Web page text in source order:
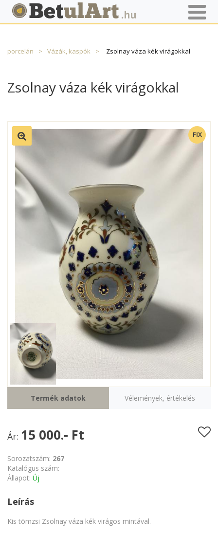
Főoldal Termékek Porcelán Zsolnay
porcelán Vázák, kaspók Zsolnay váza kék virágokkal
Zsolnay váza kék virágokkal
FIX
Termék adatok Vélemények, értékelés
Ár: 15 000.- Ft
Sorozatszám: 267
Katalógus szám:
Állapot: Új
Leírás
Kis tömzsi Zsolnay váza kék virágos mintával.